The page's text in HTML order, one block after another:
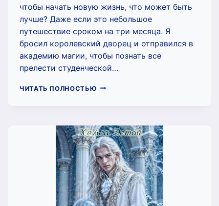
чтобы начать новую жизнь, что может быть
лучше? Даже если это небольшое
путешествие сроком на три месяца. Я
бросил королевский дворец и отправился в
академию магии, чтобы познать все
прелести студенческой…
ЧИТАТЬ ПОЛНОСТЬЮ АДЕПТ
ЭСТАЙ)